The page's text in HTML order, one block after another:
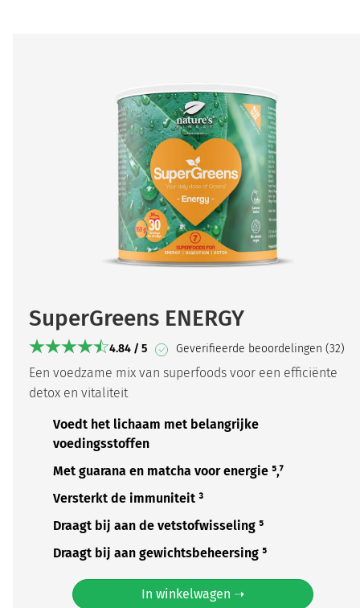
SuperGreens ENERGY
4.84 / 5 Geverifieerde beoordelingen (32)
Een voedzame mix van superfoods voor een efficiënte
detox en vitaliteit
Voedt het lichaam met belangrijke
voedingsstoffen
Met guarana en matcha voor energie ⁵,⁷
Versterkt de immuniteit ³
Draagt bij aan de vetstofwisseling ⁵
Draagt bij aan gewichtsbeheersing ⁵
In winkelwagen ➝